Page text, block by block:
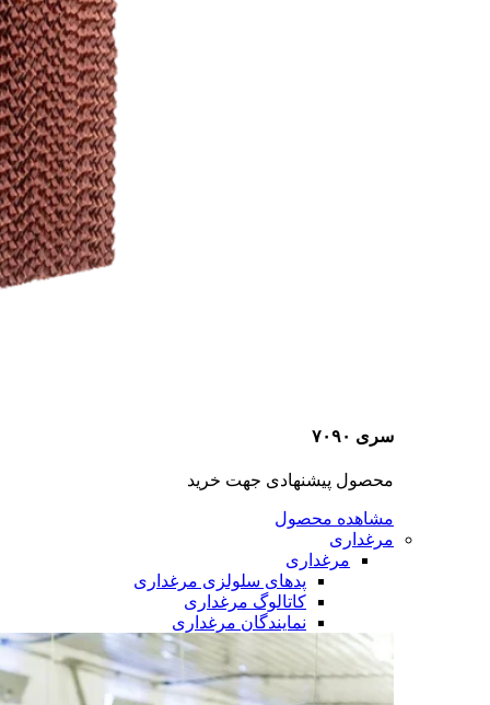
سری ۷۰۹۰
محصول پیشنهادی جهت خرید
مشاهده محصول
مرغداری
مرغداری
پدهای سلولزی مرغداری
کاتالوگ مرغداری
نمایندگان مرغداری